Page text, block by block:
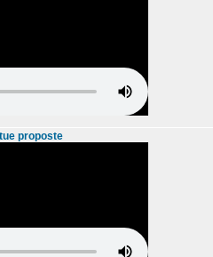
proposte